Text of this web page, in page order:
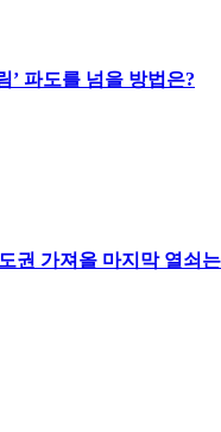
’ 파도를 넘을 방법은?
권 가져올 마지막 열쇠